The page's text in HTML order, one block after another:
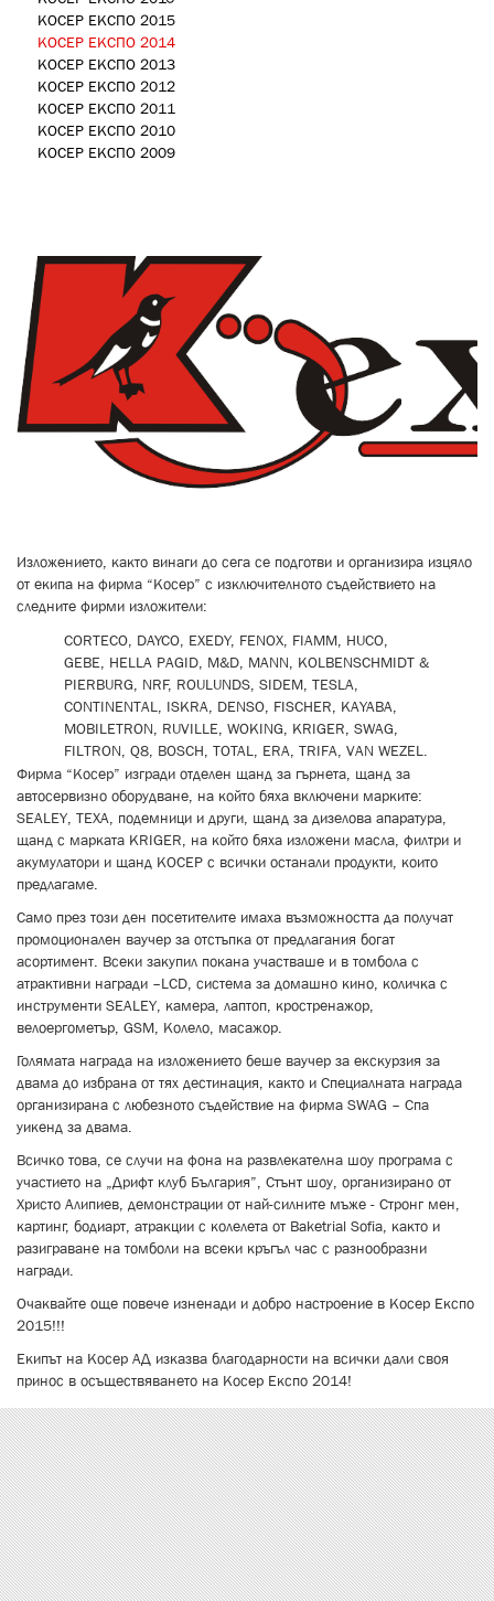
КОСЕР ЕКСПО 2015
КОСЕР ЕКСПО 2014
КОСЕР ЕКСПО 2013
КОСЕР ЕКСПО 2012
КОСЕР ЕКСПО 2011
КОСЕР ЕКСПО 2010
КОСЕР ЕКСПО 2009
logo_expo2014.png
Изложението, както винаги до сега се подготви и организира изцяло
от екипа на фирма “Косер” с изключителното съдействието на
следните фирми изложители:
CORTECO, DAYCO, EXEDY, FENOX, FIAMM, HUCO,
GEBE, HELLA PAGID, M&D, MANN, KOLBENSCHMIDT &
PIERBURG, NRF, ROULUNDS, SIDEM, TESLA,
CONTINENTAL, ISKRA, DENSO, FISCHER, KAYABA,
MOBILETRON, RUVILLE, WOKING, KRIGER, SWAG,
FILTRON, Q8, BOSCH, TOTAL, ERA, TRIFA, VAN WEZEL.
Фирма “Косер” изгради отделен щанд за гърнета, щанд за
автосервизно оборудване, на който бяха включени марките:
SEALEY, TEXA, подемници и други, щанд за дизелова апаратура,
щанд с марката KRIGER, на който бяха изложени масла, филтри и
акумулатори и щанд КОСЕР с всички останали продукти, които
предлагаме.
Само през този ден посетителите имаха възможността да получат
промоционален ваучер за отстъпка от предлагания богат
асортимент. Всеки закупил покана участваше и в томбола с
атрактивни награди –LCD, система за домашно кино, количка с
инструменти SEALEY, камера, лаптоп, кростренажор,
велоергометър, GSM, Колело, масажор.
Голямата награда на изложението беше ваучер за екскурзия за
двама до избрана от тях дестинация, както и Специалната награда
организирана с любезното съдействие на фирма SWAG – Спа
уикенд за двама.
Всичко това, се случи на фона на развлекателна шоу програма с
участието на „Дрифт клуб България”, Стънт шоу, организирано от
Христо Алипиев, демонстрации от най-силните мъже - Стронг мен,
картинг, бодиарт, атракции с колелета от Baketrial Sofia, както и
разиграване на томболи на всеки кръгъл час с разнообразни
награди.
Очаквайте още повече изненади и добро настроение в Косер Експо
2015!!!
Екипът на Косер АД изказва благодарности на всички дали своя
принос в осъществяването на Косер Експо 2014!